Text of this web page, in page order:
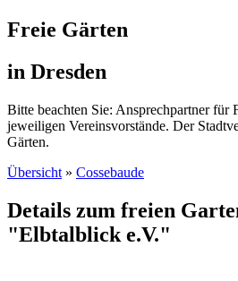
Freie Gärten
in Dresden
Bitte beachten Sie: Ansprechpartner für
jeweiligen Vereinsvorstände. Der
Gärten.
Übersicht » Cossebaude
Details zum freien
"Elbtalblick e.V."